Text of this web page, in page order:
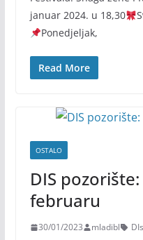
januar 2024. u 18,30
Ponedjeljak,
Read More
OSTALO
DIS
februaru
30/01/2023 mladibl